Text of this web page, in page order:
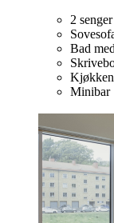
2
Bad
Minibar